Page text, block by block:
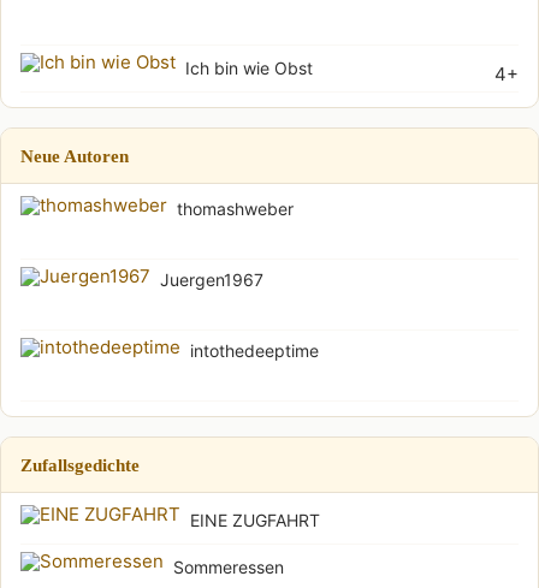
4+
Ich bin wie Obst
Neue Autoren
thomashweber
Juergen1967
intothedeeptime
Zufallsgedichte
EINE ZUGFAHRT
Sommeressen